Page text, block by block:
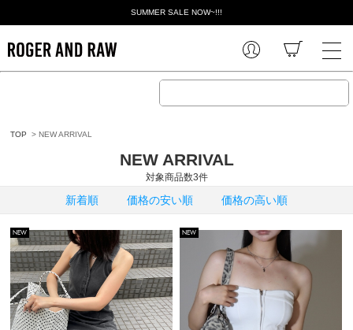
SUMMER SALE NOW~!!!
TOP > NEW ARRIVAL
NEW ARRIVAL
対象商品数3件
新着順 価格の安い順 価格の高い順
NEW NEW